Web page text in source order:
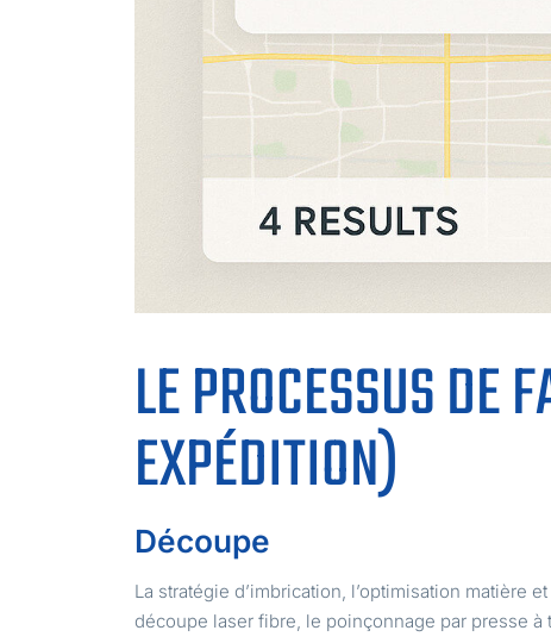
LE PROCESSUS
EXPÉDITION)
Découpe
La stratégie d’imbrication, l’optimisation
découpe laser fibre, le poinçonnage par presse